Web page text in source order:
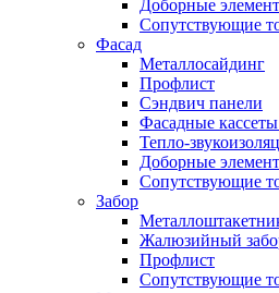
Доборные
Сопутствующие
Фасад
Металлосайдинг
Профлист
Сэндвич панели
Фасадные
Тепло-
Доборные
Сопутствующие
Забор
Жалюзийный
Профлист
Сопутствующие